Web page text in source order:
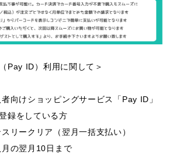
Pay ID）利用に関して＞
者向けショッピングサービス「Pay ID」
録をしている方
リークリア（翌月一括支払い）
月の翌月10日まで